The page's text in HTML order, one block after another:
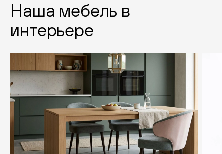
Наша мебель в
интерьере